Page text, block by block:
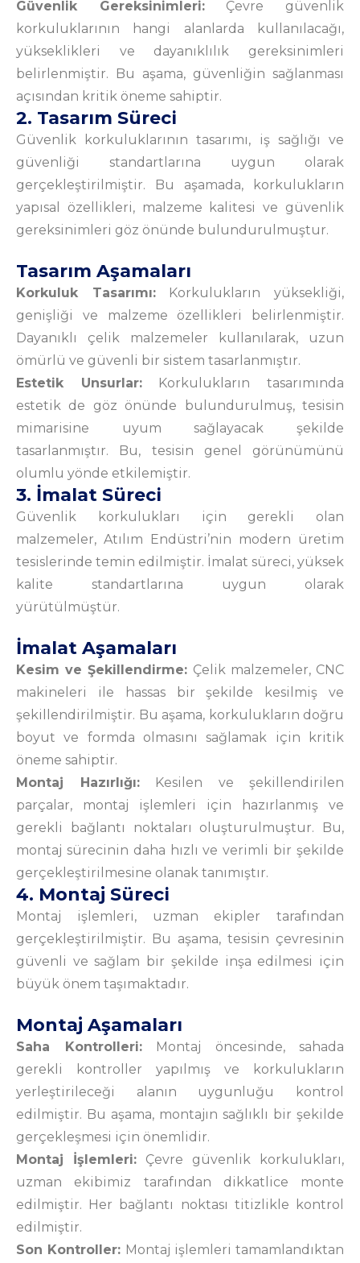
Güvenlik Gereksinimleri:Çevre güvenlik
korkuluklarının hangi alanlarda kullanılacağı,
yükseklikleri ve dayanıklılık gereksinimleri
belirlenmiştir. Bu aşama, güvenliğin sağlanması
açısından kritik öneme sahiptir.
2. Tasarım Süreci
Güvenlik korkuluklarının tasarımı, iş sağlığı ve
güvenliği standartlarına uygun olarak
gerçekleştirilmiştir. Bu aşamada, korkulukların
yapısal özellikleri, malzeme kalitesi ve güvenlik
gereksinimleri göz önünde bulundurulmuştur.
Tasarım Aşamaları
Korkuluk Tasarımı:Korkulukların yüksekliği,
genişliği ve malzeme özellikleri belirlenmiştir.
Dayanıklı çelik malzemeler kullanılarak, uzun
ömürlü ve güvenli bir sistem tasarlanmıştır.
Estetik Unsurlar:Korkulukların tasarımında
estetik de göz önünde bulundurulmuş, tesisin
mimarisine uyum sağlayacak şekilde
tasarlanmıştır. Bu, tesisin genel görünümünü
olumlu yönde etkilemiştir.
3. İmalat Süreci
Güvenlik korkulukları için gerekli olan
malzemeler, Atılım Endüstri’nin modern üretim
tesislerinde temin edilmiştir. İmalat süreci, yüksek
kalite standartlarına uygun olarak
yürütülmüştür.
İmalat Aşamaları
Kesim ve Şekillendirme: Çelik malzemeler, CNC
makineleri ile hassas bir şekilde kesilmiş ve
şekillendirilmiştir. Bu aşama, korkulukların doğru
boyut ve formda olmasını sağlamak için kritik
öneme sahiptir.
Montaj Hazırlığı:Kesilen ve şekillendirilen
parçalar, montaj işlemleri için hazırlanmış ve
gerekli bağlantı noktaları oluşturulmuştur. Bu,
montaj sürecinin daha hızlı ve verimli bir şekilde
gerçekleştirilmesine olanak tanımıştır.
4. Montaj Süreci
Montaj işlemleri, uzman ekipler tarafından
gerçekleştirilmiştir. Bu aşama, tesisin çevresinin
güvenli ve sağlam bir şekilde inşa edilmesi için
büyük önem taşımaktadır.
Montaj Aşamaları
Saha Kontrolleri:Montaj öncesinde, sahada
gerekli kontroller yapılmış ve korkulukların
yerleştirileceği alanın uygunluğu kontrol
edilmiştir. Bu aşama, montajın sağlıklı bir şekilde
gerçekleşmesi için önemlidir.
Montaj İşlemleri: Çevre güvenlik korkulukları,
uzman ekibimiz tarafından dikkatlice monte
edilmiştir. Her bağlantı noktası titizlikle kontrol
edilmiştir.
Son Kontroller: Montaj işlemleri tamamlandıktan